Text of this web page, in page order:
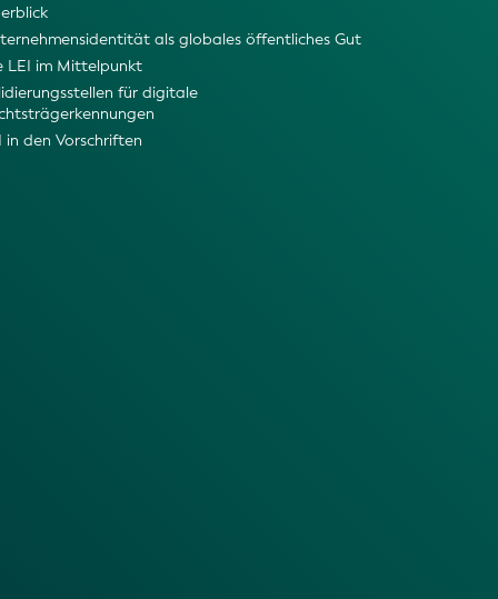
als globales öffentliches Gut
LEI im Mittelpunkt
für digitale
in den Vorschriften